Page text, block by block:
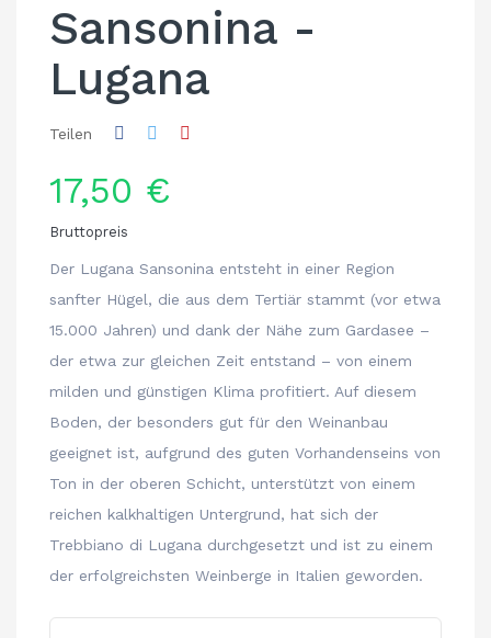
Sansonina -
Lugana
Teilen
17,50 €
Bruttopreis
Der Lugana Sansonina entsteht in einer Region
sanfter Hügel, die aus dem Tertiär stammt (vor etwa
15.000 Jahren) und dank der Nähe zum Gardasee –
der etwa zur gleichen Zeit entstand – von einem
milden und günstigen Klima profitiert. Auf diesem
Boden, der besonders gut für den Weinanbau
geeignet ist, aufgrund des guten Vorhandenseins von
Ton in der oberen Schicht, unterstützt von einem
reichen kalkhaltigen Untergrund, hat sich der
Trebbiano di Lugana durchgesetzt und ist zu einem
der erfolgreichsten Weinberge in Italien geworden.